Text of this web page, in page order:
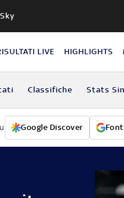
LIVE HIGHLIGHTS
Classifiche Stats
Google Discover